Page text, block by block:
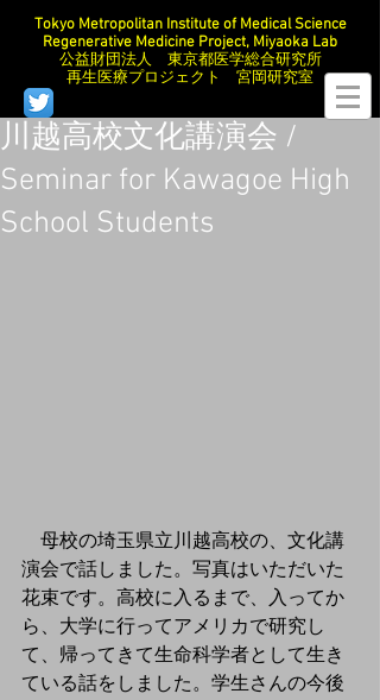
Tokyo Metropolitan Institute of Medical Science
Regenerative Medicine Project, Miyaoka Lab
公益財団法人 東京都医学総合研究所
再生医療プロジェクト 宮岡研究室
川越高校文化講演会 /
Seminar for Kawagoe High
School Students
母校の埼玉県立川越高校の、文化講
演会で話しました。写真はいただいた
花束です。高校に入るまで、入ってか
ら、大学に行ってアメリカで研究し
て、帰ってきて生命科学者として生き
ている話をしました。学生さんの今後